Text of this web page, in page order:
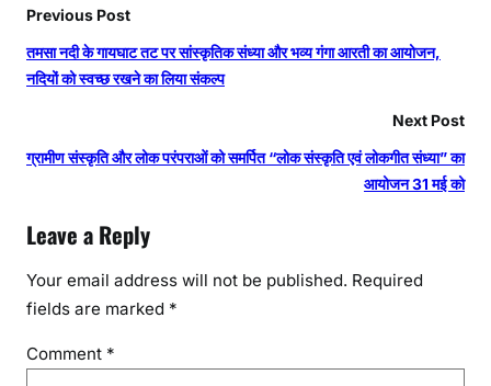
Previous Post
तमसा नदी के गायघाट तट पर सांस्कृतिक संध्या और भव्य गंगा आरती का आयोजन,
नदियों को स्वच्छ रखने का लिया संकल्प
Next Post
ग्रामीण संस्कृति और लोक परंपराओं को समर्पित “लोक संस्कृति एवं लोकगीत संध्या” का
आयोजन 31 मई को
Leave a Reply
Your email address will not be published. Required
fields are marked *
Comment *